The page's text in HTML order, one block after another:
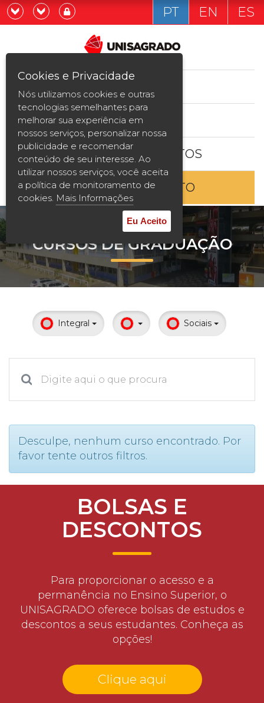
Graduação
Pós-graduação e MBA
Curta Duração
Vestibular
2ª Graduação
Transferência
Reingresso
Prouni
Desconto de pontualidade
Calendário acadêmico
Internacionalização
UATI
Já sou estudande
Quero ser estudante
PT EN ES
ESTUDE AQUI
BOLSAS E DESCONTOS
ENTRE EM CONTATO
CURSOS DE GRADUAÇÃO
Integral Sociais
Desculpe, nenhum curso encontrado. Por
favor tente outros filtros.
BOLSAS E
DESCONTOS
Para proporcionar o acesso e a
permanência no Ensino Superior, o
UNISAGRADO oferece bolsas de estudos e
descontos a seus estudantes. Conheça as
opções!
Clique aqui
Cookies e Privacidade
Nós utilizamos cookies e outras
tecnologias semelhantes para
melhorar sua experiência em
nossos serviços, personalizar nossa
publicidade e recomendar
conteúdo de seu interesse. Ao
utilizar nossos serviços, você aceita
a política de monitoramento de
cookies. Mais Informações
Eu Aceito